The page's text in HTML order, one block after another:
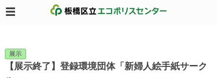
展示
【展示終了】登録環境団体「新婦人絵手紙サーク